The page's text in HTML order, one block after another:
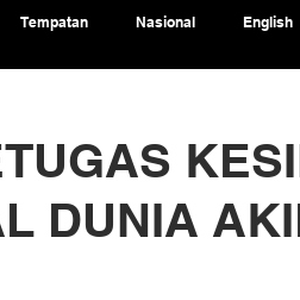
Tempatan Nasional English
DUNIA